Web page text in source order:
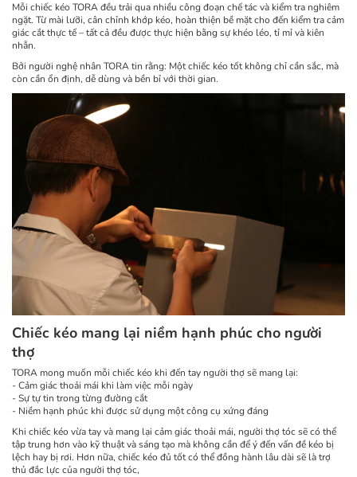
Mỗi chiếc kéo TORA đều trải qua nhiều công đoạn chế tác và kiểm tra nghiêm
ngặt. Từ mài lưỡi, cân chỉnh khớp kéo, hoàn thiện bề mặt cho đến kiểm tra cảm
giác cắt thực tế – tất cả đều được thực hiện bằng sự khéo léo, tỉ mỉ và kiên
nhẫn.
Bởi người nghệ nhân TORA tin rằng: Một chiếc kéo tốt không chỉ cần sắc, mà
còn cần ổn định, dễ dùng và bền bỉ với thời gian.
Chiếc kéo mang lại niềm hạnh phúc cho người
thợ
TORA mong muốn mỗi chiếc kéo khi đến tay người thợ sẽ mang lại:
- Cảm giác thoải mái khi làm việc mỗi ngày
- Sự tự tin trong từng đường cắt
- Niềm hạnh phúc khi được sử dụng một công cụ xứng đáng
Khi chiếc kéo vừa tay và mang lại cảm giác thoải mái, người thợ tóc sẽ có thể
tập trung hơn vào kỹ thuật và sáng tạo mà không cần để ý đến vấn đề kéo bị
lệch hay bị rơi. Hơn nữa, chiếc kéo đủ tốt có thể đồng hành lâu dài sẽ là trợ
thủ đắc lực của người thợ tóc,